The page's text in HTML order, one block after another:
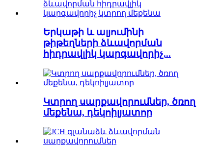
Երկաթի և ալյումինի
թիթեղների ձևավորման
հիդրավլիկ կարգավորիչ...
Կտրող սարքավորումներ, ծռող
մեքենա, դեկոիլյատոր